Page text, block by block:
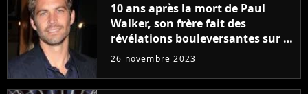
10 ans après la mort de Paul
Walker, son frère fait des
révélations bouleversantes sur la
réaction des acteurs de Fast and
26 novembre 2023